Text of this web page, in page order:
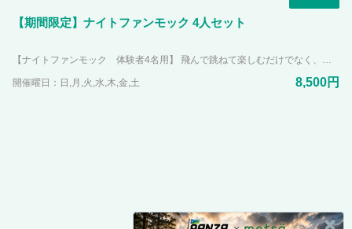
【期間限定】ナイトファンモック 4人セット
【ナイトファンモック 体験者4名用】 飛んで跳ねて楽しむだけでなく、カラフルなネットで写真映えもする施設「映え冒険スポット」が時間・期間限定でさらにパワーアップ！！ 周りは明るいけど足元は暗い！？ ライトアップされたファンモックで新感覚な体験をしてみませんか？ 花火が見れるのはこの期間、この時間だけ！！ ※ライトアップの消灯時間があり安全確保のため、小学生以上の方が参加可能とさせていただきます。
開催曜日：日,月,火,水,木,金,土 8,500円